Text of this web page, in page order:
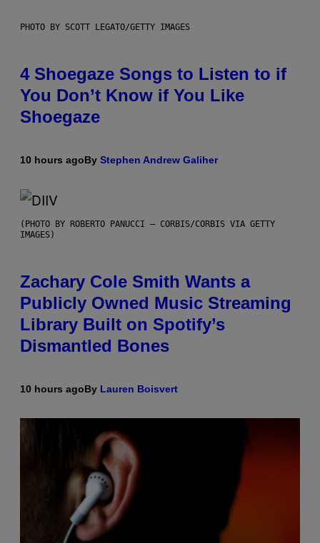
PHOTO BY SCOTT LEGATO/GETTY IMAGES
4 Shoegaze Songs to Listen to if
You Don’t Know if You Like
Shoegaze
10 hours agoBy Stephen Andrew Galiher
(PHOTO BY ROBERTO PANUCCI – CORBIS/CORBIS VIA GETTY
IMAGES)
Zachary Cole Smith Wants a
Publicly Owned Music Streaming
Library Built on Spotify’s
Dismantled Bones
10 hours agoBy Lauren Boisvert